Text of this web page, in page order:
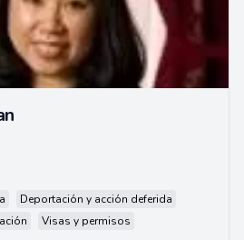
Deportación y acción deferida
Visas y permisos